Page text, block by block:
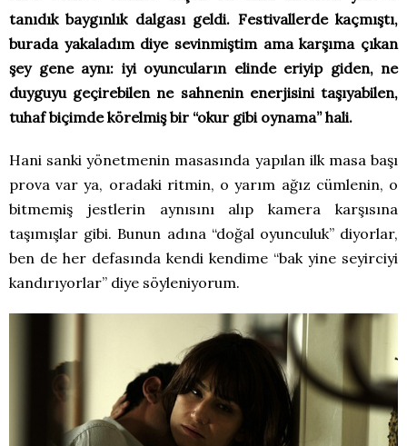
tanıdık baygınlık dalgası geldi. Festivallerde kaçmıştı,
burada yakaladım diye sevinmiştim ama karşıma çıkan
şey gene aynı: iyi oyuncuların elinde eriyip giden, ne
duyguyu geçirebilen ne sahnenin enerjisini taşıyabilen,
tuhaf biçimde körelmiş bir “okur gibi oynama” hali.
Hani sanki yönetmenin masasında yapılan ilk masa başı
prova var ya, oradaki ritmin, o yarım ağız cümlenin, o
bitmemiş jestlerin aynısını alıp kamera karşısına
taşımışlar gibi. Bunun adına “doğal oyunculuk” diyorlar,
ben de her defasında kendi kendime “bak yine seyirciyi
kandırıyorlar” diye söyleniyorum.